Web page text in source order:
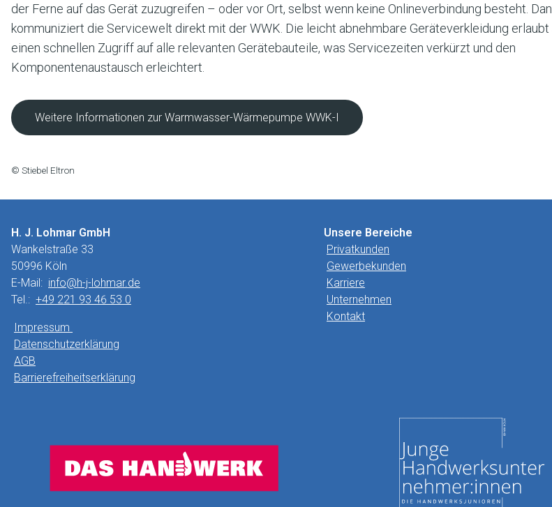
der Ferne auf das Gerät zuzugreifen – oder vor Ort, selbst wenn keine Onlineverbindung besteht.
kommuniziert die Servicewelt direkt mit der WWK. Die leicht abnehmbare Geräteverkleidung
einen schnellen Zugriff auf alle relevanten Gerätebauteile, was Servicezeiten verkürzt und den
Komponentenaustausch erleichtert.
Weitere Informationen zur Warmwasser-Wärmepumpe WWK-I
© Stiebel Eltron
H. J. Lohmar GmbH
Wankelstraße 33
50996 Köln
E-Mail: info@h-j-lohmar.de
Tel.: +49 221 93 46 53 0
Impressum
Datenschutzerklärung
AGB
Barrierefreiheitserklärung
Unsere Bereiche
Privatkunden
Gewerbekunden
Karriere
Unternehmen
Kontakt